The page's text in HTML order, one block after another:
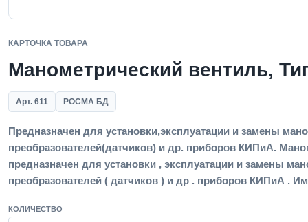
КАРТОЧКА ТОВАРА
Манометрический вентиль,
Арт. 611 РОСМА БД
Предназначен для установки,эксплуатации и замены
преобразователей(датчиков) и др. приборов КИПиА.
предназначен для установки , эксплуатации и замены
преобразователей ( датчиков ) и др . приборов КИПиА .
КОЛИЧЕСТВО